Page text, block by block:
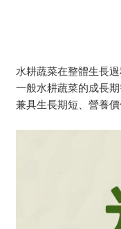
水耕蔬菜在整體生長
一般水耕蔬菜的成長
兼具生長期短、營養